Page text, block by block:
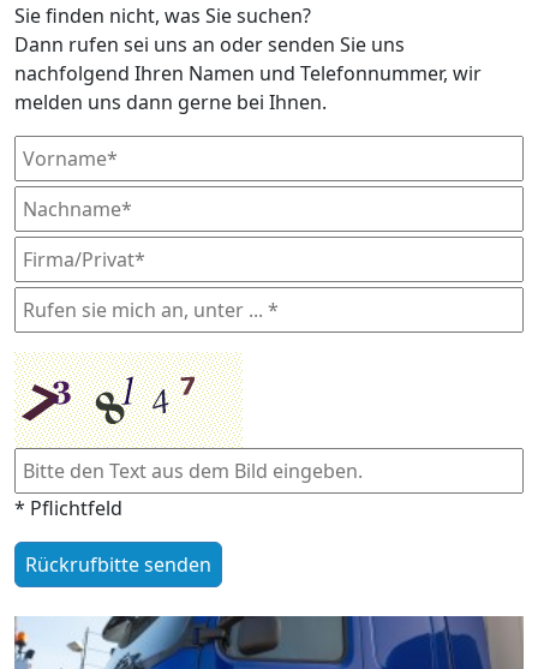
Sie finden nicht, was Sie suchen?
Dann rufen sei uns an oder senden Sie uns
nachfolgend Ihren Namen und Telefonnummer, wir
melden uns dann gerne bei Ihnen.
* Pflichtfeld